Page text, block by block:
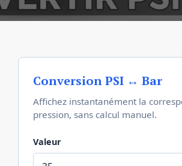
Conversion PSI ↔ Bar
Affichez instantanément la
pression, sans calcul manuel.
Valeur